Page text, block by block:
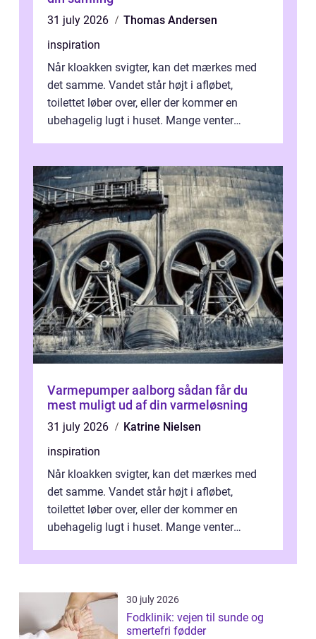
31 july 2026
Thomas Andersen
inspiration
Når kloakken svigter, kan det mærkes med
det samme. Vandet står højt i afløbet,
toilettet løber over, eller der kommer en
ubehagelig lugt i huset. Mange venter
Varmepumper aalborg sådan får du
mest muligt ud af din varmeløsning
31 july 2026
Katrine Nielsen
inspiration
Når kloakken svigter, kan det mærkes med
det samme. Vandet står højt i afløbet,
toilettet løber over, eller der kommer en
ubehagelig lugt i huset. Mange venter
30 july 2026
Fodklinik: vejen til sunde og
smertefri fødder